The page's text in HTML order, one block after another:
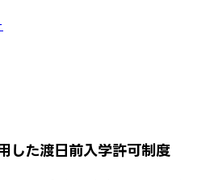
した渡日前入学許可制度